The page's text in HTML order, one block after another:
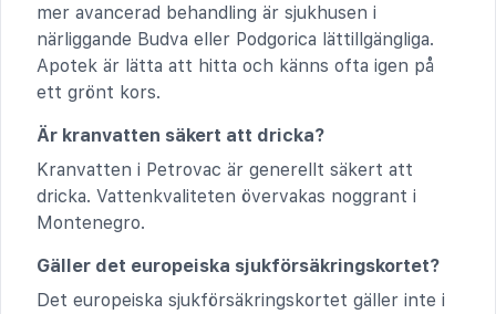
mer avancerad behandling är sjukhusen i
närliggande Budva eller Podgorica lättillgängliga.
Apotek är lätta att hitta och känns ofta igen på
ett grönt kors.
Är kranvatten säkert att dricka?
Kranvatten i Petrovac är generellt säkert att
dricka. Vattenkvaliteten övervakas noggrant i
Montenegro.
Gäller det europeiska sjukförsäkringskortet?
Det europeiska sjukförsäkringskortet gäller inte i